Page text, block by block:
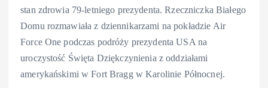
stan zdrowia 79-letniego prezydenta. Rzeczniczka Białego
Domu rozmawiała z dziennikarzami na pokładzie Air
Force One podczas podróży prezydenta USA na
uroczystość Święta Dziękczynienia z oddziałami
amerykańskimi w Fort Bragg w Karolinie Północnej.